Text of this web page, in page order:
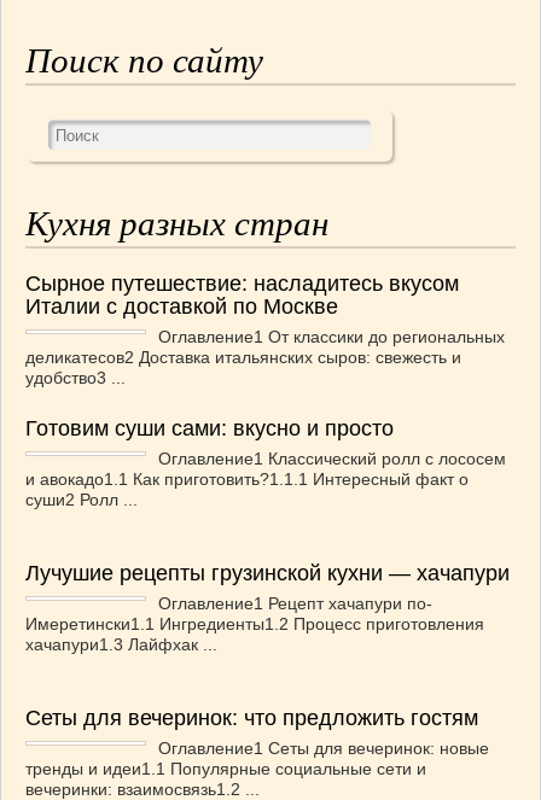
Поиск по сайту
Кухня разных стран
Сырное путешествие: насладитесь вкусом
Италии с доставкой по Москве
Оглавление1 От классики до региональных
деликатесов2 Доставка итальянских сыров: свежесть и
удобство3 ...
Готовим суши сами: вкусно и просто
Оглавление1 Классический ролл с лососем
и авокадо1.1 Как приготовить?1.1.1 Интересный факт о
суши2 Ролл ...
Лучушие рецепты грузинской кухни — хачапури
Оглавление1 Рецепт хачапури по-
Имеретински1.1 Ингредиенты1.2 Процесс приготовления
хачапури1.3 Лайфхак ...
Сеты для вечеринок: что предложить гостям
Оглавление1 Сеты для вечеринок: новые
тренды и идеи1.1 Популярные социальные сети и
вечеринки: взаимосвязь1.2 ...